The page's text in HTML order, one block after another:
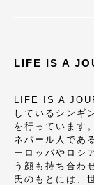
LIFE IS A
LIFE IS A
しているシンギ
を行っています。
ネパール人であ
ーロッパやロシ
う顔も持ち合わ
氏のもとには、